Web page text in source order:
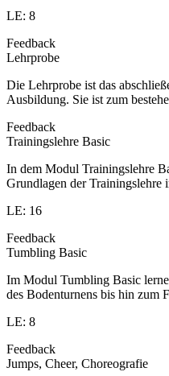
LE: 8
Feedback
Lehrprobe
Die Lehrprobe ist das
Ausbildung. Sie ist zum
Feedback
Trainingslehre Basic
In dem Modul Trainingslehre
Grundlagen der Trainingslehre
LE: 16
Feedback
Tumbling Basic
Im Modul Tumbling Basic
des Bodenturnens bis hin zum
LE: 8
Feedback
Jumps, Cheer, Choreografie